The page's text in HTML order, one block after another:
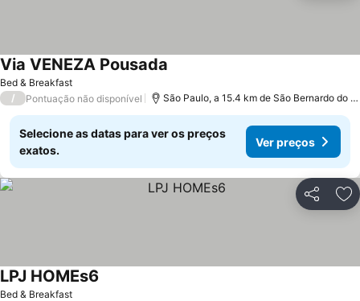
Bed & Breakfast
Via VENEZA Pousada
/ Pontuação não disponível São Paulo, a 15.4 km de São Bernardo do Campo
Selecione as datas para ver os preços
exatos.
Ver preços
Partilhar
Bed & Breakfast
LPJ HOMEs6